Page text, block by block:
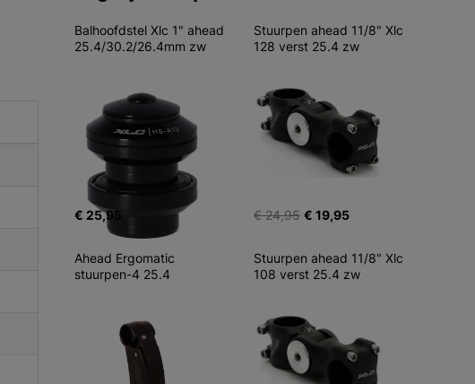
Balhoofdstel Xlc 1" ahead
25.4/30.2/26.4mm zw
€ 25,95
Stuurpen ahead 11/8" Xlc
128 verst 25.4 zw
€ 24,95 € 19,95
Ahead Ergomatic
stuurpen-4 25.4
Stuurpen ahead 11/8" Xlc
108 verst 25.4 zw